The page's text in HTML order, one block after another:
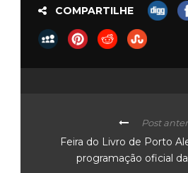
COMPARTILHE
Post
Feira do Livro de Porto
programação oficial